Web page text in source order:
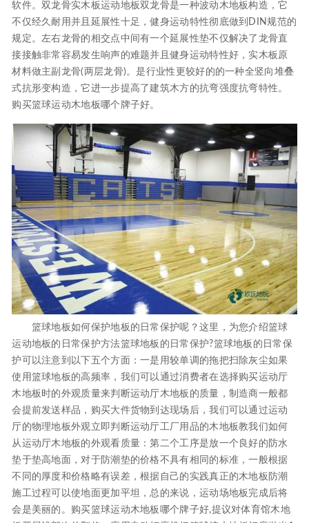
软件。双龙骨实木板运动地板双龙骨是一种波动木地板构造，它
不仅经久耐用并且延展性十足，健身运动特性彻底做到DIN规范的
规定。左右龙骨的相交点中间有一个延展性垫不仅解决了龙骨直
接接触非常容易发生响声的难题并且健身运动特性好，实木板原
材料做主副龙骨(两层龙骨)。是行业性更较好的的一种全竖向堆叠
式抗形变构造，它进一步提高了建筑木方的抗弯强度抗弯特性。
购买篮球运动木地板哪个牌子好。
篮球地板如何保护地板的日常保护呢？这里，为您介绍篮球
运动地板的日常保护方法篮球地板的日常保护?篮球地板的日常保
护可以注意到以下五个方面：一是用较单调的拖把扫除灰尘如果
使用篮球地板的高频率，我们可以通过消费者在选择购买运动厅
木地板时的外观质量来判断运动厅木地板的质量，制造商一般都
会提前发送样品，购买大件货物到达现场后，我们可以通过运动
厅的物理地板外观立即判断运动厅工厂用品的木地板教我们如何
从运动厅木地板的外观看质量：第二个工序是放一个良好的防水
垫于垫高地面，对于防潮垫的价格不具有相同的标准，一般根据
不同的厚度和价格略有误差，根据自己的实践真正的木地板防潮
施工过程可以使地面更加平坦，总的来说，运动场地板完成后将
会是美丽的。购买篮球运动木地板哪个牌子好,提议对体育馆木地